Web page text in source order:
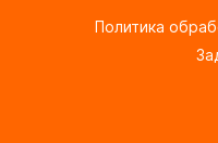
Политика